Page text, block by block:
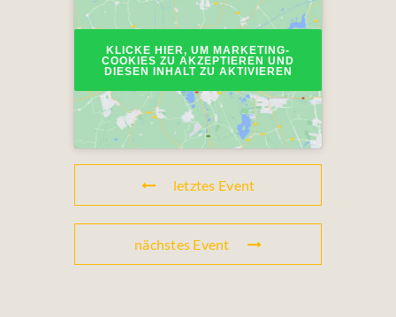
KLICKE HIER, UM MARKETING-
COOKIES ZU AKZEPTIEREN UND
DIESEN INHALT ZU AKTIVIEREN
letztes Event
nächstes Event